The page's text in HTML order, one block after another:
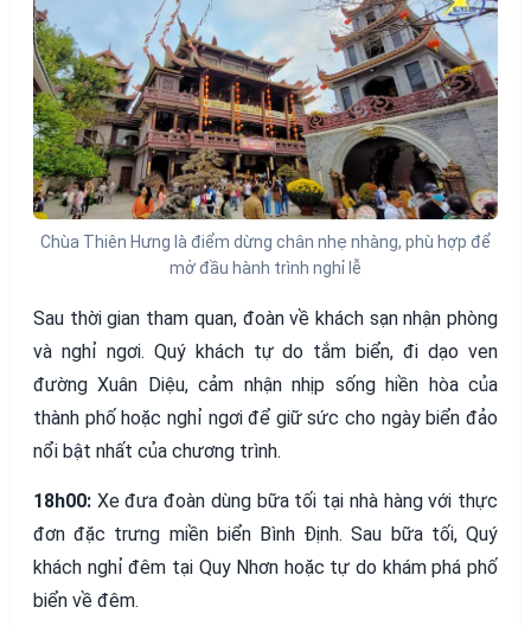
Chùa Thiên Hưng là điểm dừng chân nhẹ nhàng, phù hợp để
mở đầu hành trình nghỉ lễ
Sau thời gian tham quan, đoàn về khách sạn nhận phòng
và nghỉ ngơi. Quý khách tự do tắm biển, đi dạo ven
đường Xuân Diệu, cảm nhận nhịp sống hiền hòa của
thành phố hoặc nghỉ ngơi để giữ sức cho ngày biển đảo
nổi bật nhất của chương trình.
18h00: Xe đưa đoàn dùng bữa tối tại nhà hàng với thực
đơn đặc trưng miền biển Bình Định. Sau bữa tối, Quý
khách nghỉ đêm tại Quy Nhơn hoặc tự do khám phá phố
biển về đêm.